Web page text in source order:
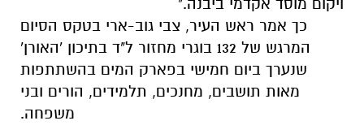
ויקום מוסד אקדמי ביבנה."
כך אמר ראש העיר, צבי גוב-ארי בטקס הסיום
המרגש של 132 בוגרי מחזור ל"ד בתיכון 'האורן'
שנערך ביום חמישי בפארק המים בהשתתפות
מאות תושבים, מחנכים, תלמידים, הורים ובני
משפחה.